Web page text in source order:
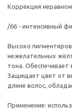
Коррекция
/66 - интенсивный
Высоко
нежелательных
тона. Обеспечивает
Защищает цвет от
длине волос,
Применение: